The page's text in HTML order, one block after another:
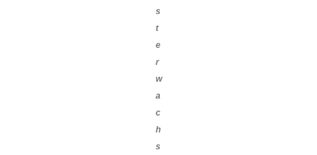
s
t
e
r
w
a
c
h
s